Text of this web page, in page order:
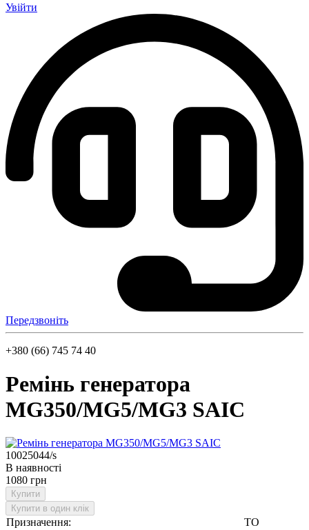
Увійти
Передзвоніть
+380 (66) 745 74 40
Ремінь генератора
MG350/MG5/MG3 SAIC
10025044/s
В наявності
1080 грн
Купити
Купити в один клік
Призначення:
ТО